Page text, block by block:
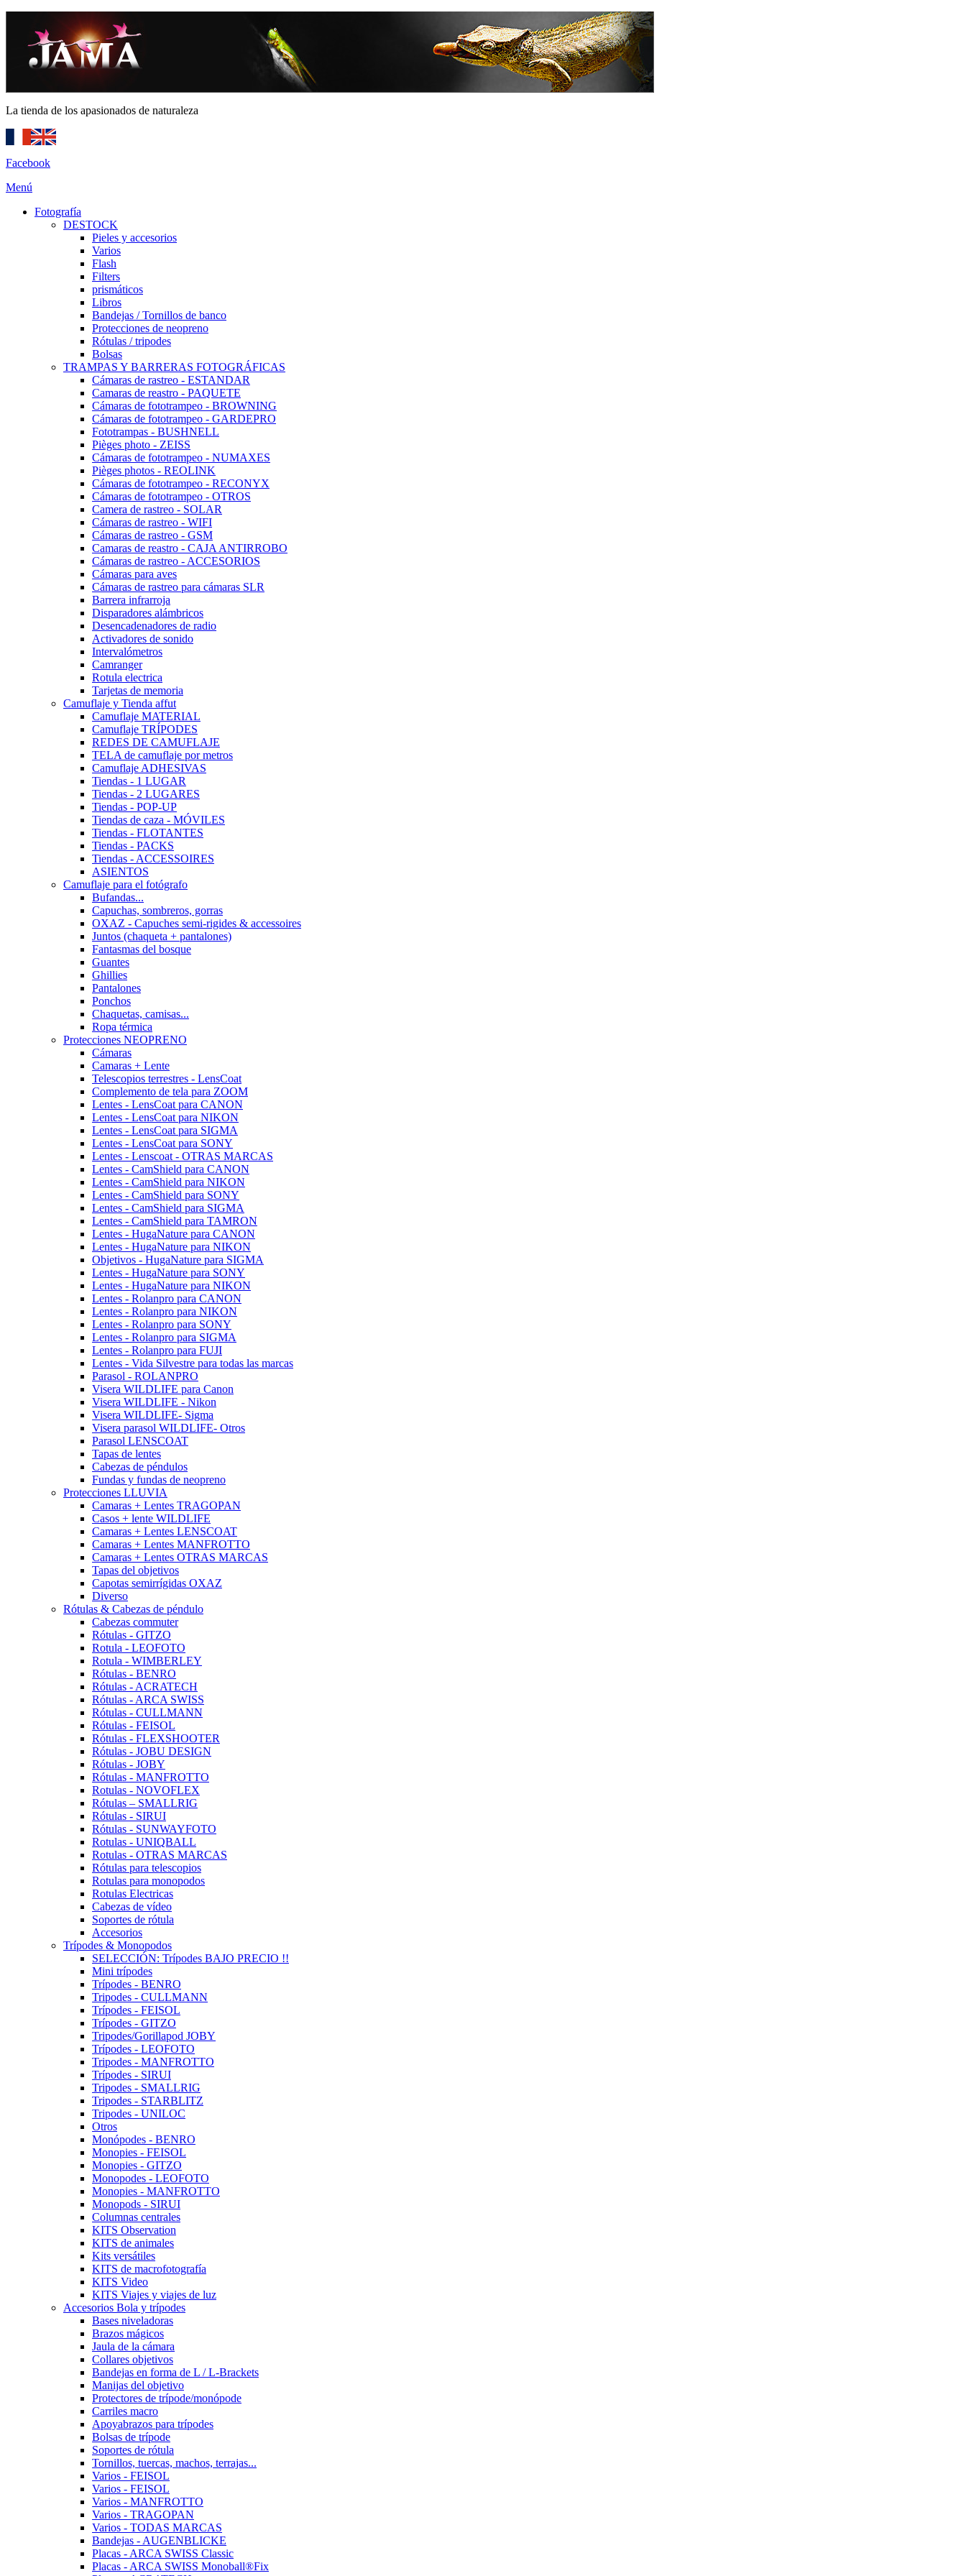
La tienda de los apasionados de naturaleza
Facebook
Menú
Fotografía
DESTOCK
Pieles y accesorios
Varios
Flash
Filters
prismáticos
Libros
Bandejas / Tornillos de banco
Protecciones de neopreno
Rótulas / tripodes
Bolsas
TRAMPAS Y BARRERAS FOTOGRÁFICAS
Cámaras de rastreo - ESTANDAR
Camaras de reastro - PAQUETE
Cámaras de fototrampeo - BROWNING
Cámaras de fototrampeo - GARDEPRO
Fototrampas - BUSHNELL
Pièges photo - ZEISS
Cámaras de fototrampeo - NUMAXES
Pièges photos - REOLINK
Cámaras de fototrampeo - RECONYX
Cámaras de fototrampeo - OTROS
Camera de rastreo - SOLAR
Cámaras de rastreo - WIFI
Cámaras de rastreo - GSM
Camaras de reastro - CAJA ANTIRROBO
Cámaras de rastreo - ACCESORIOS
Cámaras para aves
Cámaras de rastreo para cámaras SLR
Barrera infrarroja
Disparadores alámbricos
Desencadenadores de radio
Activadores de sonido
Intervalómetros
Camranger
Rotula electrica
Tarjetas de memoria
Camuflaje y Tienda affut
Camuflaje MATERIAL
Camuflaje TRÍPODES
REDES DE CAMUFLAJE
TELA de camuflaje por metros
Camuflaje ADHESIVAS
Tiendas - 1 LUGAR
Tiendas - 2 LUGARES
Tiendas - POP-UP
Tiendas de caza - MÓVILES
Tiendas - FLOTANTES
Tiendas - PACKS
Tiendas - ACCESSOIRES
ASIENTOS
Camuflaje para el fotógrafo
Bufandas...
Capuchas, sombreros, gorras
OXAZ - Capuches semi-rigides & accessoires
Juntos (chaqueta + pantalones)
Fantasmas del bosque
Guantes
Ghillies
Pantalones
Ponchos
Chaquetas, camisas...
Ropa térmica
Protecciones NEOPRENO
Cámaras
Camaras + Lente
Telescopios terrestres - LensCoat
Complemento de tela para ZOOM
Lentes - LensCoat para CANON
Lentes - LensCoat para NIKON
Lentes - LensCoat para SIGMA
Lentes - LensCoat para SONY
Lentes - Lenscoat - OTRAS MARCAS
Lentes - CamShield para CANON
Lentes - CamShield para NIKON
Lentes - CamShield para SONY
Lentes - CamShield para SIGMA
Lentes - CamShield para TAMRON
Lentes - HugaNature para CANON
Lentes - HugaNature para NIKON
Objetivos - HugaNature para SIGMA
Lentes - HugaNature para SONY
Lentes - HugaNature para NIKON
Lentes - Rolanpro para CANON
Lentes - Rolanpro para NIKON
Lentes - Rolanpro para SONY
Lentes - Rolanpro para SIGMA
Lentes - Rolanpro para FUJI
Lentes - Vida Silvestre para todas las marcas
Parasol - ROLANPRO
Visera WILDLIFE para Canon
Visera WILDLIFE - Nikon
Visera WILDLIFE- Sigma
Visera parasol WILDLIFE- Otros
Parasol LENSCOAT
Tapas de lentes
Cabezas de péndulos
Fundas y fundas de neopreno
Protecciones LLUVIA
Camaras + Lentes TRAGOPAN
Casos + lente WILDLIFE
Camaras + Lentes LENSCOAT
Camaras + Lentes MANFROTTO
Camaras + Lentes OTRAS MARCAS
Tapas del objetivos
Capotas semirrígidas OXAZ
Diverso
Rótulas & Cabezas de péndulo
Cabezas commuter
Rótulas - GITZO
Rotula - LEOFOTO
Rotula - WIMBERLEY
Rótulas - BENRO
Rótulas - ACRATECH
Rótulas - ARCA SWISS
Rótulas - CULLMANN
Rótulas - FEISOL
Rótulas - FLEXSHOOTER
Rótulas - JOBU DESIGN
Rótulas - JOBY
Rótulas - MANFROTTO
Rotulas - NOVOFLEX
Rótulas – SMALLRIG
Rótulas - SIRUI
Rótulas - SUNWAYFOTO
Rotulas - UNIQBALL
Rotulas - OTRAS MARCAS
Rótulas para telescopios
Rotulas para monopodos
Rotulas Electricas
Cabezas de vídeo
Soportes de rótula
Accesorios
Trípodes & Monopodos
SELECCIÓN: Trípodes BAJO PRECIO !!
Mini trípodes
Trípodes - BENRO
Tripodes - CULLMANN
Trípodes - FEISOL
Trípodes - GITZO
Tripodes/Gorillapod JOBY
Trípodes - LEOFOTO
Tripodes - MANFROTTO
Trípodes - SIRUI
Tripodes - SMALLRIG
Tripodes - STARBLITZ
Tripodes - UNILOC
Otros
Monópodes - BENRO
Monopies - FEISOL
Monopies - GITZO
Monopodes - LEOFOTO
Monopies - MANFROTTO
Monopods - SIRUI
Columnas centrales
KITS Observation
KITS de animales
Kits versátiles
KITS de macrofotografía
KITS Video
KITS Viajes y viajes de luz
Accesorios Bola y trípodes
Bases niveladoras
Brazos mágicos
Jaula de la cámara
Collares objetivos
Bandejas en forma de L / L-Brackets
Manijas del objetivo
Protectores de trípode/monópode
Carriles macro
Apoyabrazos para trípodes
Bolsas de trípode
Soportes de rótula
Tornillos, tuercas, machos, terrajas...
Varios - FEISOL
Varios - FEISOL
Varios - MANFROTTO
Varios - TRAGOPAN
Varios - TODAS MARCAS
Bandejas - AUGENBLICKE
Placas - ARCA SWISS Classic
Placas - ARCA SWISS Monoball®Fix